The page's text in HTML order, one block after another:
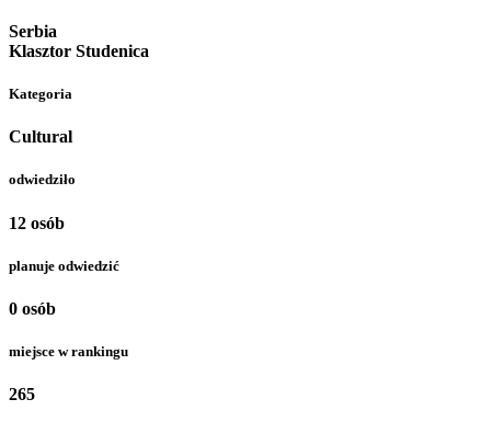
Serbia
Klasztor Studenica
Kategoria
Cultural
odwiedziło
12 osób
planuje odwiedzić
0 osób
miejsce w rankingu
265